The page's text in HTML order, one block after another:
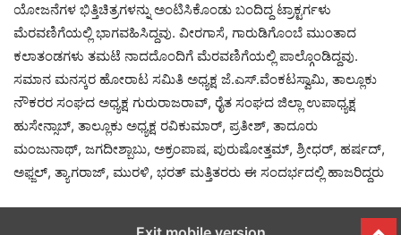
ಯೋಜನೆಗಳ ಭಿತ್ತಿಚಿತ್ರಗಳನ್ನು ಅಂಟಿಸಿಕೊಂಡು ಬಂದಿದ್ದ ಟ್ರಾಕ್ಟರ್ಗಳು
ಮೆರವಣಿಗೆಯಲ್ಲಿ ಭಾಗವಹಿಸಿದ್ದವು. ವೀರಗಾಸೆ, ಗಾರುಡಿಗೊಂಬೆ ಮುಂತಾದ
ಕಲಾತಂಡಗಳು ತಮಟೆ ನಾದದೊಂದಿಗೆ ಮೆರವಣಿಗೆಯಲ್ಲಿ ಪಾಲ್ಗೊಂಡಿದ್ದವು.
ಸಮಾನ ಮನಸ್ಕರ ಹೋರಾಟ ಸಮಿತಿ ಅಧ್ಯಕ್ಷ ಜೆ.ಎಸ್.ವೆಂಕಟಸ್ವಾಮಿ, ತಾಲ್ಲೂಕು
ನೌಕರರ ಸಂಘದ ಅಧ್ಯಕ್ಷ ಗುರುರಾಜರಾವ್, ರೈತ ಸಂಘದ ಜಿಲ್ಲಾ ಉಪಾಧ್ಯಕ್ಷ
ಹುಸೇನ್ಸಾಬ್, ತಾಲ್ಲೂಕು ಅಧ್ಯಕ್ಷ ರವಿಕುಮಾರ್, ಪ್ರತೀಶ್, ತಾದೂರು
ಮಂಜುನಾಥ್, ಜಗದೀಶ್ಬಾಬು, ಅಕ್ರಂಪಾಷ, ಪುರುಷೋತ್ತಮ್, ಶ್ರೀಧರ್, ಹರ್ಷದ್,
ಅಫ್ಜಲ್, ತ್ಯಾಗರಾಜ್, ಮುರಳಿ, ಭರತ್ ಮತ್ತಿತರರು ಈ ಸಂದರ್ಭದಲ್ಲಿ ಹಾಜರಿದ್ದರು